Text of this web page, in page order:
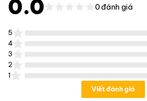
0.0 0 đánh giá
5
4
3
2
1
Viết đánh giá